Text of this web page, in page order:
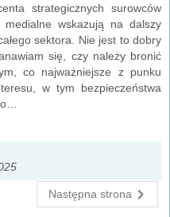
strategicznych surowców
medialne wskazują na dalszy
sektora. Nie jest to dobry
się, czy należy bronić
co najważniejsze z punku
w tym bezpieczeństwa
Następna strona